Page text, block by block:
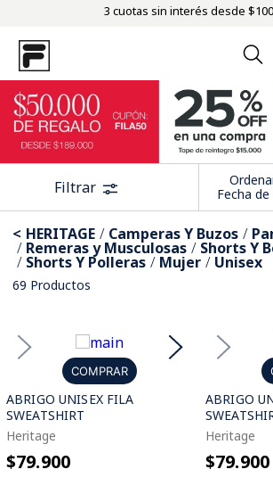
3 cuotas sin interés desde
Filtrar
Fecha
HERITAGE Camperas Y Buzos
Remeras y Musculosas Shorts Y
Shorts Y Polleras Mujer Unisex
69 Productos
COMPRAR
ABRIGO UNISEX FILA
SWEATSHIRT
Heritage
$79.900
ABRIGO
Heritage
$79.900